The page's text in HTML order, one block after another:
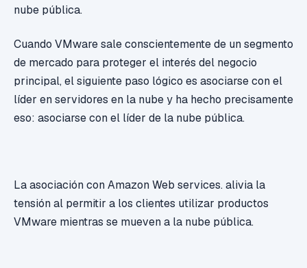
nube pública.
Cuando VMware sale conscientemente de un segmento
de mercado para proteger el interés del negocio
principal, el siguiente paso lógico es asociarse con el
líder en servidores en la nube y ha hecho precisamente
eso: asociarse con el líder de la nube pública.
La asociación con Amazon Web services. alivia la
tensión al permitir a los clientes utilizar productos
VMware mientras se mueven a la nube pública.